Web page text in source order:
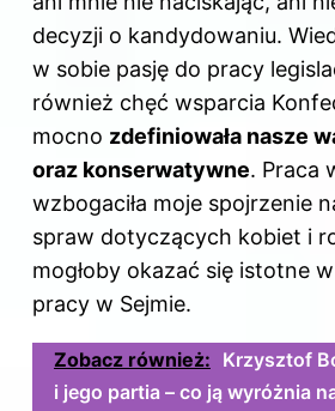
decyzji o kandydowaniu.
w sobie pasję do pracy
również chęć wsparcia
mocno zdefiniowała nasze
oraz konserwatywne. Praca
wzbogaciła moje spojrzenie
spraw dotyczących kobiet i
mogłoby okazać się istotne
pracy w Sejmie.
Zobacz również: Krzysztof
i jego partia – co ją wyróżnia